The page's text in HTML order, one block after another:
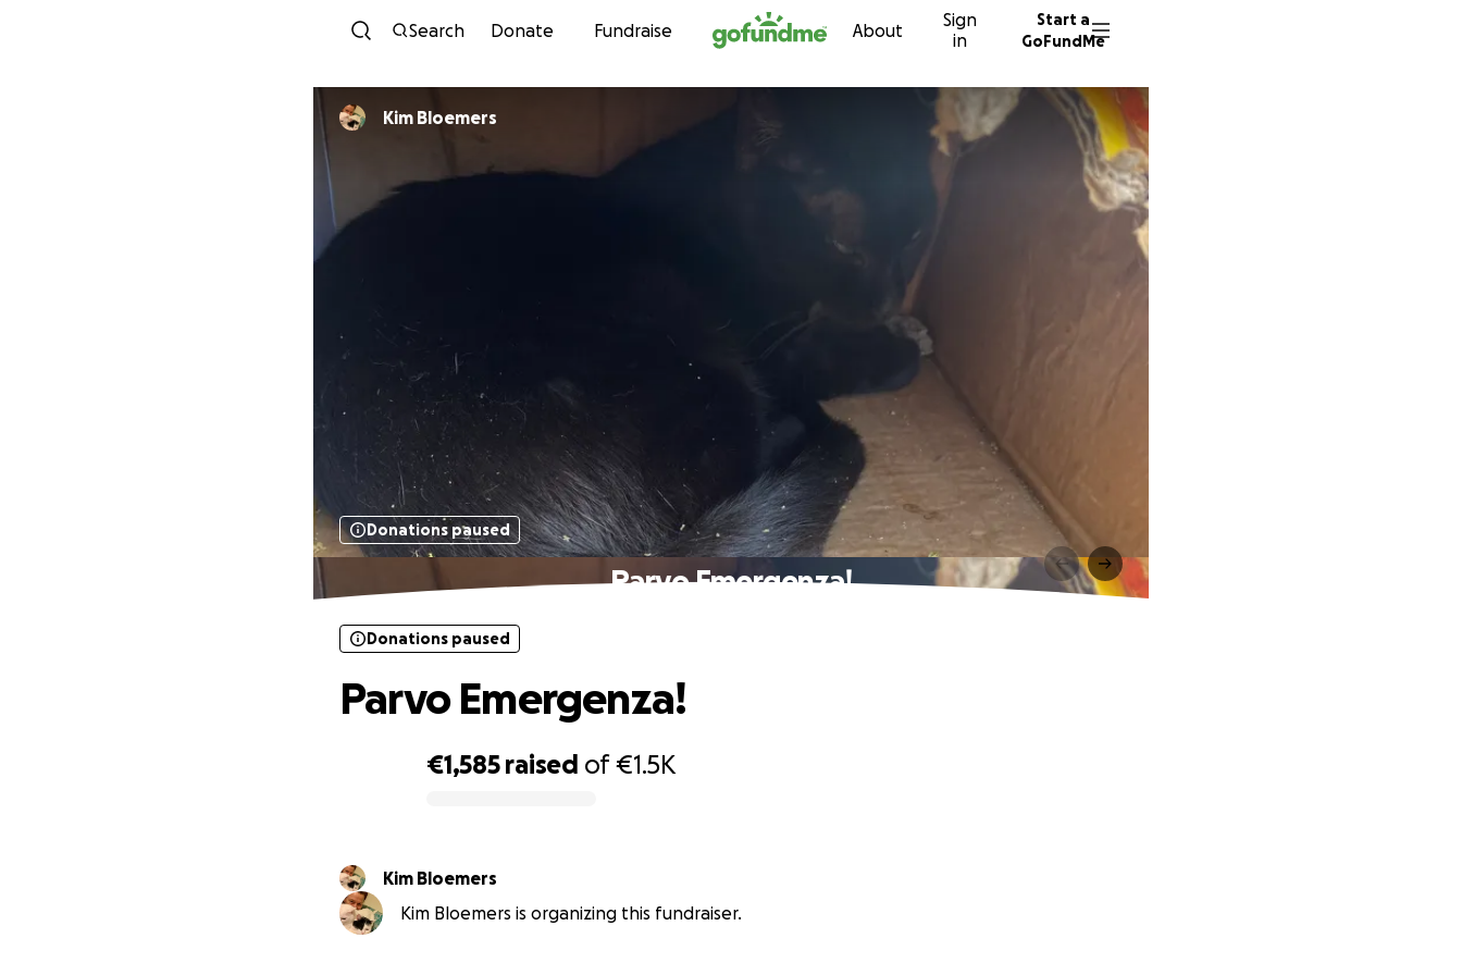
Skip to content
Search Donate Fundraise About
Sign
in
Start a
GoFundMe
Kim Bloemers
Donations paused
Parvo Emergenza!
€1,585 raised of€1.5K
Donations paused
Parvo Emergenza!
Kim Bloemers
Kim Bloemers is organizing this fundraiser.